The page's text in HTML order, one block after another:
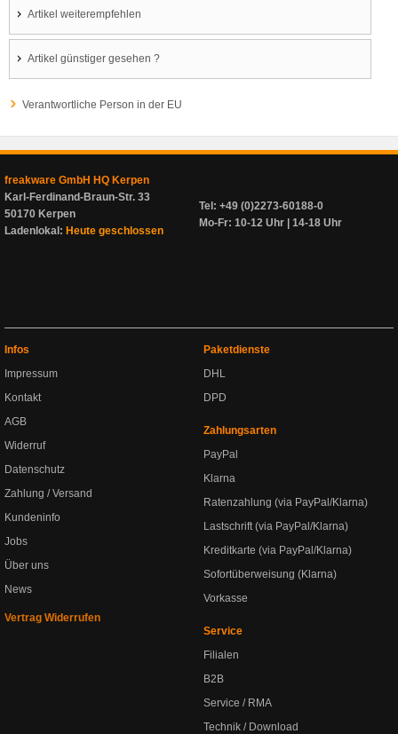
Artikel weiterempfehlen
Artikel günstiger gesehen ?
Verantwortliche Person in der EU
freakware GmbH HQ Kerpen
Karl-Ferdinand-Braun-Str. 33
50170 Kerpen
Ladenlokal: Heute geschlossen
Tel: +49 (0)2273-60188-0
Mo-Fr: 10-12 Uhr | 14-18 Uhr
Infos
Impressum
Kontakt
AGB
Widerruf
Datenschutz
Zahlung / Versand
Kundeninfo
Jobs
Über uns
News
Vertrag Widerrufen
Paketdienste
DHL
DPD
Zahlungsarten
PayPal
Klarna
Ratenzahlung (via PayPal/Klarna)
Lastschrift (via PayPal/Klarna)
Kreditkarte (via PayPal/Klarna)
Sofortüberweisung (Klarna)
Vorkasse
Service
Filialen
B2B
Service / RMA
Technik / Download